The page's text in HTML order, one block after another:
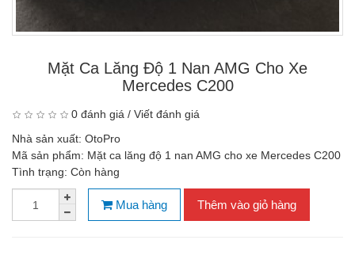
Mặt Ca Lăng Độ 1 Nan AMG Cho Xe
Mercedes C200
0 đánh giá / Viết đánh giá
Nhà sản xuất: OtoPro
Mã sản phẩm: Mặt ca lăng độ 1 nan AMG cho xe Mercedes C200
Tình trạng: Còn hàng
Mua hàng Thêm vào giỏ hàng